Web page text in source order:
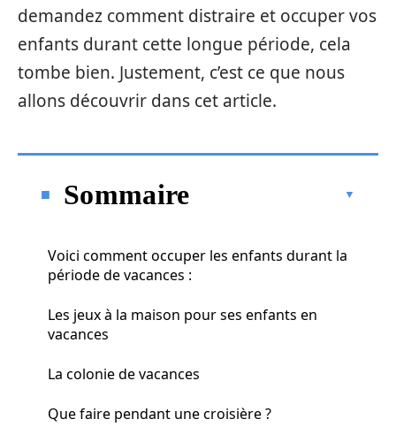
demandez comment distraire et occuper vos
enfants durant cette longue période, cela
tombe bien. Justement, c’est ce que nous
allons découvrir dans cet article.
Sommaire
Voici comment occuper les enfants durant la
période de vacances :
Les jeux à la maison pour ses enfants en
vacances
La colonie de vacances
Que faire pendant une croisière ?